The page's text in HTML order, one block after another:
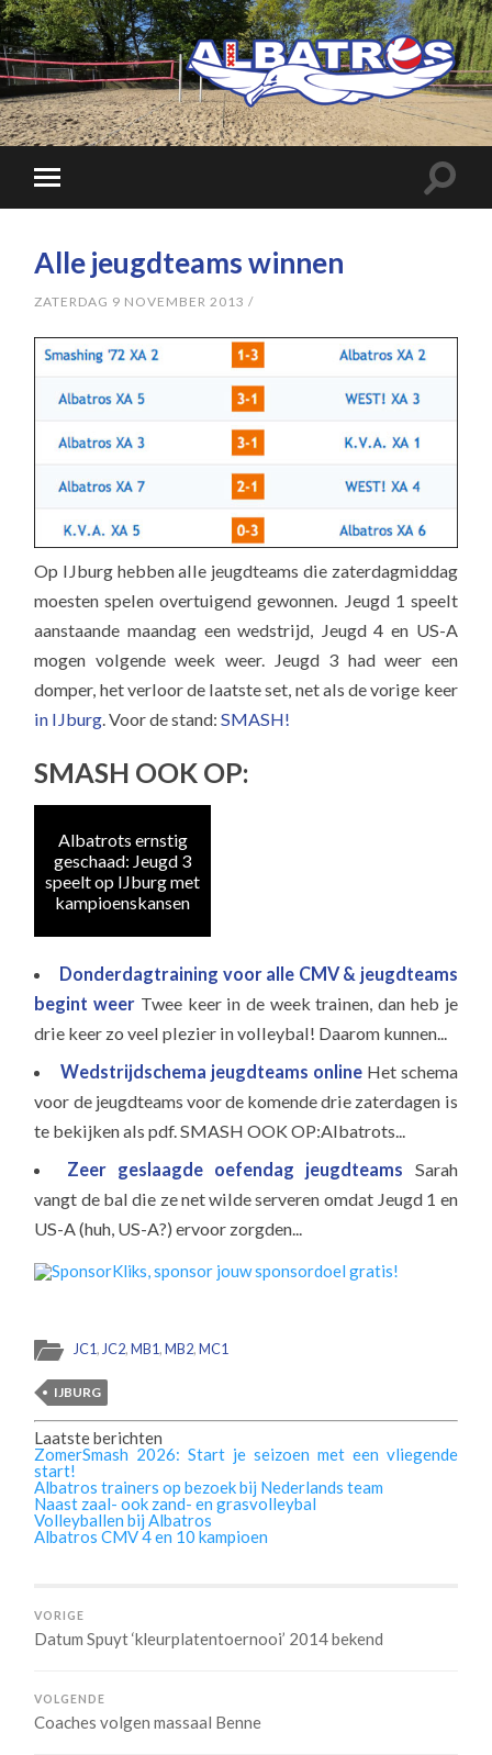
Alle jeugdteams winnen
ZATERDAG 9 NOVEMBER 2013 /
Op IJburg hebben alle jeugdteams die zaterdagmiddag
moesten spelen overtuigend gewonnen. Jeugd 1 speelt
aanstaande maandag een wedstrijd, Jeugd 4 en US-A
mogen volgende week weer. Jeugd 3 had weer een
domper, het verloor de laatste set, net als de vorige keer
in IJburg. Voor de stand:SMASH!
SMASH OOK OP:
Albatrots ernstig
geschaad: Jeugd 3
speelt op IJburg met
kampioenskansen
Donderdagtraining voor alle CMV & jeugdteams
begint weer Twee keer in de week trainen, dan heb je
drie keer zo veel plezier in volleybal! Daarom kunnen...
Wedstrijdschema jeugdteams online Het schema
voor de jeugdteams voor de komende drie zaterdagen is
te bekijken als pdf. SMASH OOK OP:Albatrots...
Zeer geslaagde oefendag jeugdteams Sarah
vangt de bal die ze net wilde serveren omdat Jeugd 1 en
US-A (huh, US-A?) ervoor zorgden...
JC1,JC2,MB1,MB2,MC1
IJBURG
Laatste berichten
ZomerSmash 2026: Start je seizoen met een vliegende
start!
Albatros trainers op bezoek bij Nederlands team
Naast zaal- ook zand- en grasvolleybal
Volleyballen bij Albatros
Albatros CMV 4 en 10 kampioen
VORIGE
Datum Spuyt ‘kleurplatentoernooi’ 2014 bekend
VOLGENDE
Coaches volgen massaal Benne